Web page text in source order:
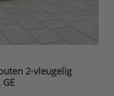
2-vleugelig